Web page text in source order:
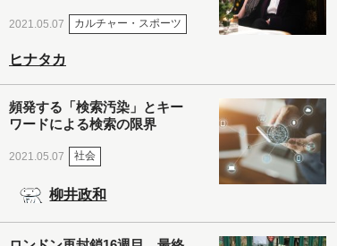
2021.05.07 カルチャー・スポーツ
ヒナタカ
頻発する「検索汚染」とキー
ワードによる検索の限界
2021.05.07 社会
柳井政和